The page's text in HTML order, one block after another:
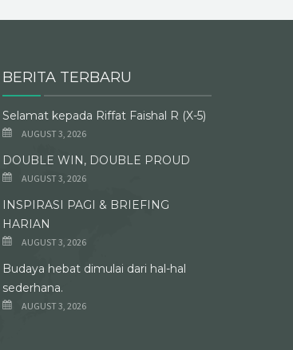
BERITA TERBARU
Selamat kepada Riffat Faishal R (X-5)
AUGUST 3, 2026
DOUBLE WIN, DOUBLE PROUD
AUGUST 3, 2026
INSPIRASI PAGI & BRIEFING
HARIAN
AUGUST 3, 2026
Budaya hebat dimulai dari hal-hal
sederhana.
AUGUST 3, 2026